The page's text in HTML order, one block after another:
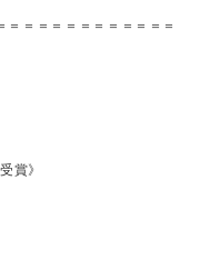
＝＝＝＝＝＝＝＝＝＝＝＝
賞》